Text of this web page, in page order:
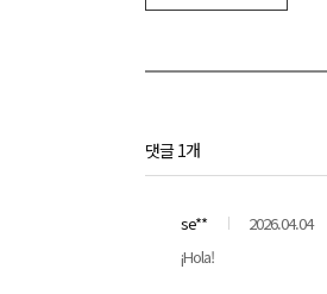
댓글 1개
se**
2026.04.04
¡Hola!